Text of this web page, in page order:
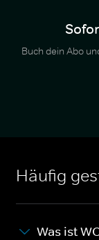
Buch dein Abo
Häufig
Was ist